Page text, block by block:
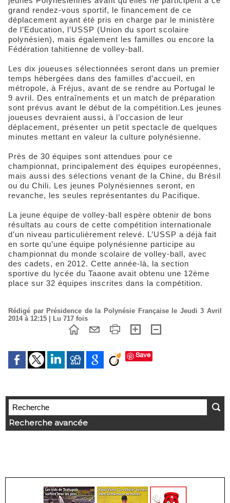
grand rendez-vous sportif, le financement de ce
déplacement ayant été pris en charge par le ministère
de l’Education, l’USSP (Union du sport scolaire
polynésien), mais également les familles ou encore la
Fédération tahitienne de volley-ball.
Les dix joueuses sélectionnées seront dans un premier
temps hébergées dans des familles d’accueil, en
métropole, à Fréjus, avant de se rendre au Portugal le
9 avril. Des entraînements et un match de préparation
sont prévus avant le début de la compétition.Les jeunes
joueuses devraient aussi, à l’occasion de leur
déplacement, présenter un petit spectacle de quelques
minutes mettant en valeur la culture polynésienne.
Près de 30 équipes sont attendues pour ce
championnat, principalement des équipes européennes,
mais aussi des sélections venant de la Chine, du Brésil
ou du Chili. Les jeunes Polynésiennes seront, en
revanche, les seules représentantes du Pacifique.
La jeune équipe de volley-ball espère obtenir de bons
résultats au cours de cette compétition internationale
d’un niveau particulièrement relevé. L’USSP a déjà fait
en sorte qu’une équipe polynésienne participe au
championnat du monde scolaire de volley-ball, avec
des cadets, en 2012. Cette année-là, la section
sportive du lycée du Taaone avait obtenu une 12ème
place sur 32 équipes inscrites dans la compétition.
Rédigé par Présidence de la Polynésie Française le Jeudi 3 Avril
2014 à 12:15 | Lu 717 fois
Save
Recherche avancée